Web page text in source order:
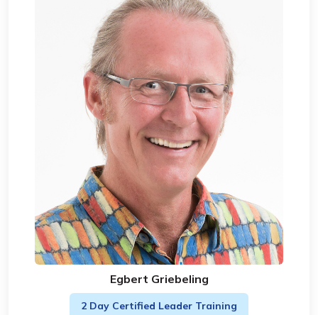
Egbert Griebeling
2 Day Certified Leader Training